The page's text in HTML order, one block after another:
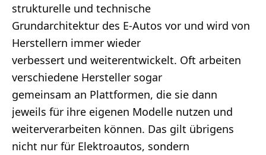
strukturelle und technische
Grundarchitektur des E-Autos vor und wird von
Herstellern immer wieder
verbessert und weiterentwickelt. Oft arbeiten
verschiedene Hersteller sogar
gemeinsam an Plattformen, die sie dann
jeweils für ihre eigenen Modelle nutzen und
weiterverarbeiten können. Das gilt übrigens
nicht nur für Elektroautos, sondern